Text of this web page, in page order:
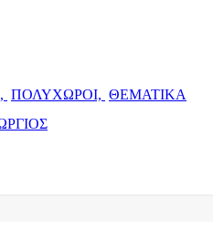
ΠΟΛΥΧΩΡΟΙ, ΘΕΜΑΤΙΚΑ